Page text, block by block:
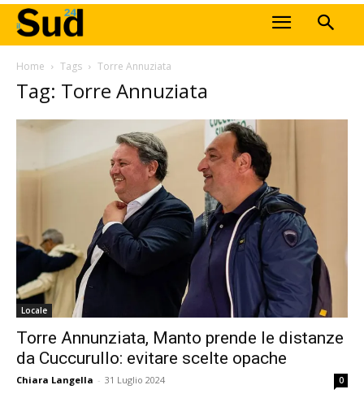
Home Tags Torre Annuziata
Tag: Torre Annuziata
Locale
Torre Annunziata, Manto prende le distanze
da Cuccurullo: evitare scelte opache
Chiara Langella - 31 Luglio 2024 0